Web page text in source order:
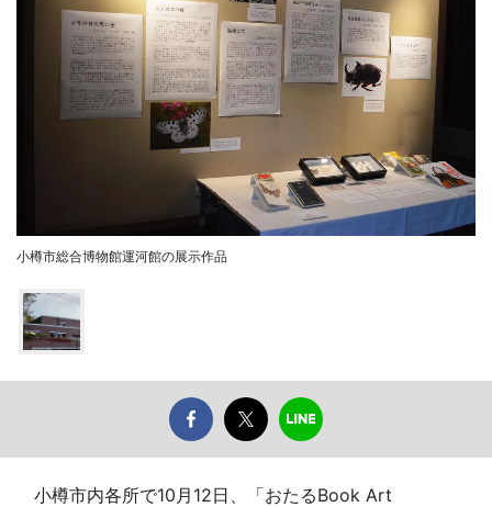
小樽市総合博物館運河館の展示作品
小樽市内各所で10月12日、「おたるBook Art